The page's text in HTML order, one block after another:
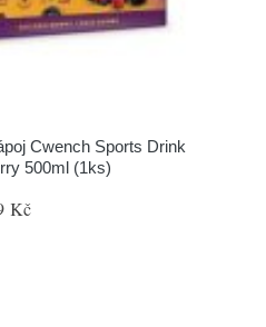
Cwench Sports Drink
500ml (1ks)
Kč